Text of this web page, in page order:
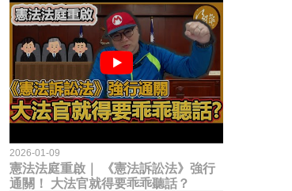
2026-01-09
憲法法庭重啟｜ 《憲法訴訟法》強行
通關！ 大法官就得要乖乖聽話？